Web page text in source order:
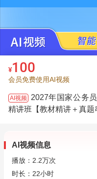
¥100
会员免费使用AI视频
AI视频
2027年国家公务
精讲班【教材精讲＋真题
AI视频信息
播放： 2.2万次
时长：22小时